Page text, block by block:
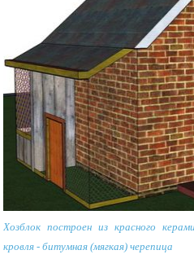
Хозблок построен из красного
кровля - битумная (мягкая) черепица